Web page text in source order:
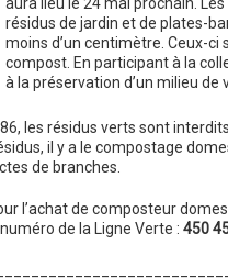
résidus de jardin et de plates-
moins d’un centimètre. Ceux-
compost. En participant à la
à la préservation d’un milieu de
les résidus verts sont
il y a le compostage
de branches.
l’achat de composteur
de la Ligne Verte : 450